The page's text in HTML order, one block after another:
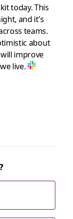
today. This
and it’s
teams.
about
improve
live.